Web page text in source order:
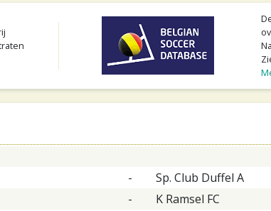
- Sp. Club Duffel A
- K Ramsel FC